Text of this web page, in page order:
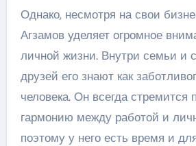
Однако, несмотря на свои
Агзамов уделяет огромное
личной жизни. Внутри семьи и
друзей его знают как
человека. Он всегда стремится
гармонию между работой и
поэтому у него есть время и